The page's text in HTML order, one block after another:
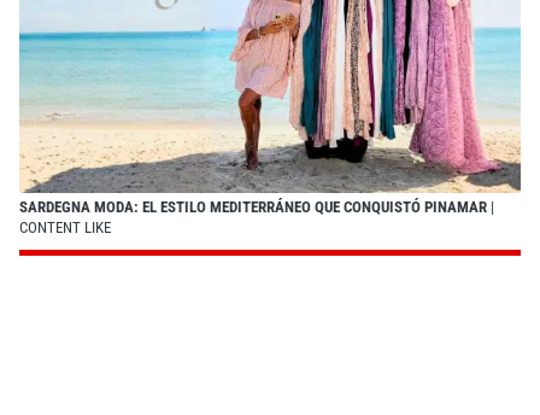
SARDEGNA MODA: EL ESTILO MEDITERRÁNEO QUE CONQUISTÓ PINAMAR |
CONTENT LIKE